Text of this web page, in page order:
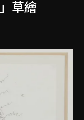
草繪